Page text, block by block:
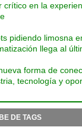
crítico en la
pidiendo limosna
llega al
forma de
tecnología y
DE TAGS